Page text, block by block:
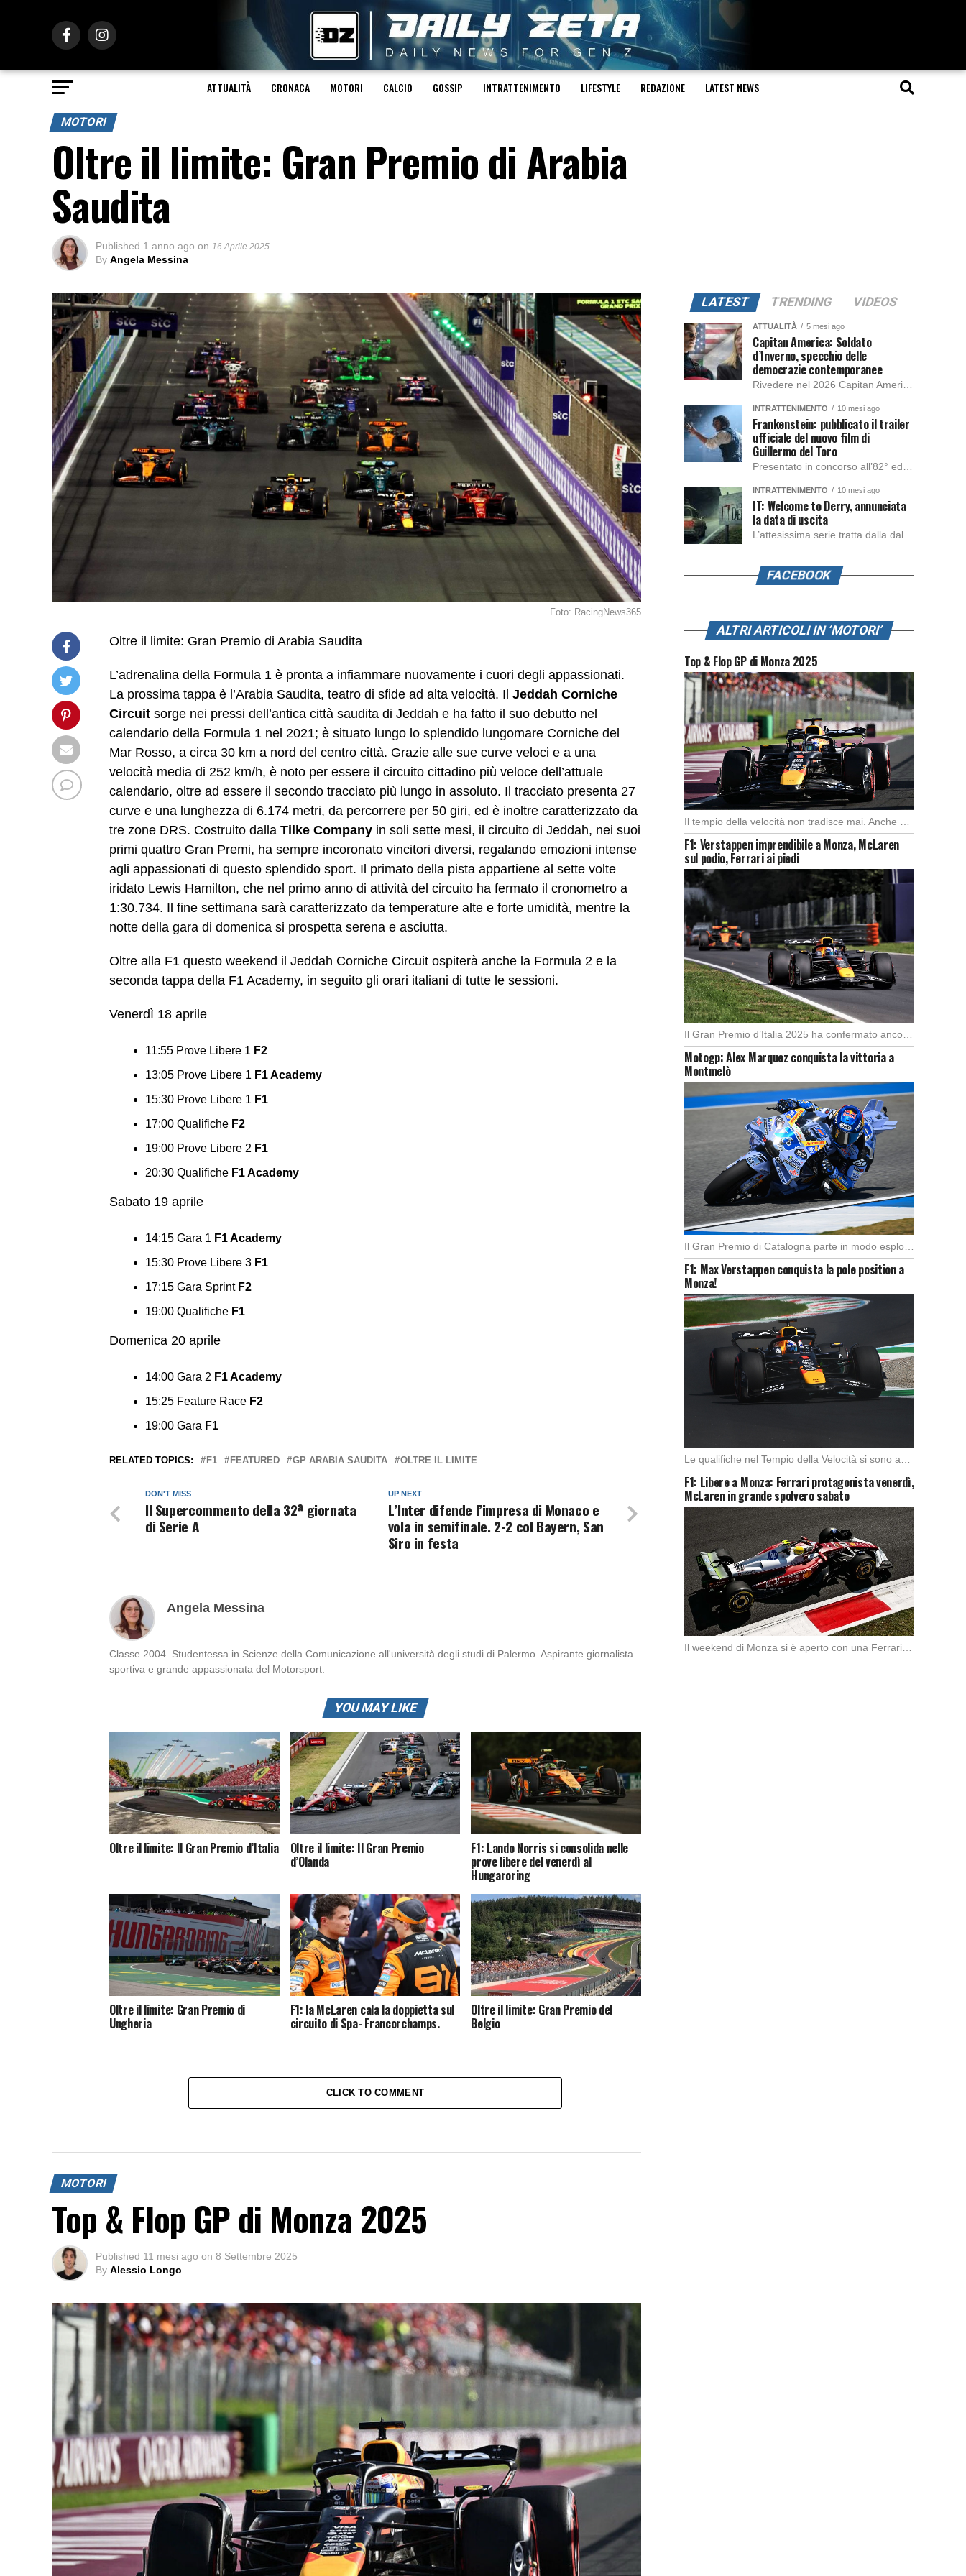
ATTUALITÀ CRONACA MOTORI CALCIO GOSSIP INTRATTENIMENTO LIFESTYLE REDAZIONE LATEST NEWS
MOTORI
Oltre il limite: Gran Premio di Arabia
Saudita
Published 1 anno ago on 16 Aprile 2025
By Angela Messina
Foto: RacingNews365
Oltre il limite: Gran Premio di Arabia Saudita
L’adrenalina della Formula 1 è pronta a infiammare nuovamente i cuori degli appassionati.
La prossima tappa è l’Arabia Saudita, teatro di sfide ad alta velocità. Il Jeddah Corniche
Circuit sorge nei pressi dell’antica città saudita di Jeddah e ha fatto il suo debutto nel
calendario della Formula 1 nel 2021; è situato lungo lo splendido lungomare Corniche del
Mar Rosso, a circa 30 km a nord del centro città. Grazie alle sue curve veloci e a una
velocità media di 252 km/h, è noto per essere il circuito cittadino più veloce dell’attuale
calendario, oltre ad essere il secondo tracciato più lungo in assoluto. Il tracciato presenta 27
curve e una lunghezza di 6.174 metri, da percorrere per 50 giri, ed è inoltre caratterizzato da
tre zone DRS. Costruito dalla Tilke Company in soli sette mesi, il circuito di Jeddah, nei suoi
primi quattro Gran Premi, ha sempre incoronato vincitori diversi, regalando emozioni intense
agli appassionati di questo splendido sport. Il primato della pista appartiene al sette volte
iridato Lewis Hamilton, che nel primo anno di attività del circuito ha fermato il cronometro a
1:30.734. Il fine settimana sarà caratterizzato da temperature alte e forte umidità, mentre la
notte della gara di domenica si prospetta serena e asciutta.
Oltre alla F1 questo weekend il Jeddah Corniche Circuit ospiterà anche la Formula 2 e la
seconda tappa della F1 Academy, in seguito gli orari italiani di tutte le sessioni.
Venerdì 18 aprile
11:55 Prove Libere 1 F2
13:05 Prove Libere 1 F1 Academy
15:30 Prove Libere 1 F1
17:00 Qualifiche F2
19:00 Prove Libere 2 F1
20:30 Qualifiche F1 Academy
Sabato 19 aprile
14:15 Gara 1 F1 Academy
15:30 Prove Libere 3 F1
17:15 Gara Sprint F2
19:00 Qualifiche F1
Domenica 20 aprile
14:00 Gara 2 F1 Academy
15:25 Feature Race F2
19:00 Gara F1
RELATED TOPICS: F1 FEATURED GP ARABIA SAUDITA OLTRE IL LIMITE
UP NEXT
L’Inter difende l’impresa di Monaco e
vola in semifinale. 2-2 col Bayern, San
Siro in festa
DON'T MISS
Il Supercommento della 32ª giornata
di Serie A
Angela Messina
Classe 2004. Studentessa in Scienze della Comunicazione all'università degli studi di Palermo. Aspirante giornalista
sportiva e grande appassionata del Motorsport.
YOU MAY LIKE
Oltre il limite: Il Gran Premio d’Italia Oltre il limite: Il Gran Premio
d’Olanda
F1: Lando Norris si consolida nelle
prove libere del venerdì al
Hungaroring
Oltre il limite: Gran Premio di
Ungheria
F1: la McLaren cala la doppietta sul
circuito di Spa- Francorchamps.
Oltre il limite: Gran Premio del
Belgio
CLICK TO COMMENT
MOTORI
Top & Flop GP di Monza 2025
Published 11 mesi ago on 8 Settembre 2025
By Alessio Longo
LATEST TRENDING VIDEOS
ATTUALITÀ 5 mesi ago
Capitan America: Soldato
d’Inverno, specchio delle
democrazie contemporanee
INTRATTENIMENTO 10 mesi ago
Frankenstein: pubblicato il trailer
ufficiale del nuovo film di
Guillermo del Toro
INTRATTENIMENTO 10 mesi ago
IT: Welcome to Derry, annunciata
la data di uscita
FACEBOOK
ALTRI ARTICOLI IN ‘MOTORI’
Top & Flop GP di Monza 2025
Il tempio della velocità non tradisce mai. Anche quest’anno il Gran Premio d’Italia ha offerto […]
F1: Verstappen imprendibile a Monza, McLaren
sul podio, Ferrari ai piedi
Motogp: Alex Marquez conquista la vittoria a
Montmelò
Il Gran Premio di Catalogna parte in modo esplosivo con un’ottima partenza di Alex Marquez, […]
F1: Max Verstappen conquista la pole position a
Monza!
F1: Libere a Monza: Ferrari protagonista venerdì,
McLaren in grande spolvero sabato